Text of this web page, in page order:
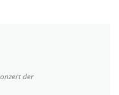
der